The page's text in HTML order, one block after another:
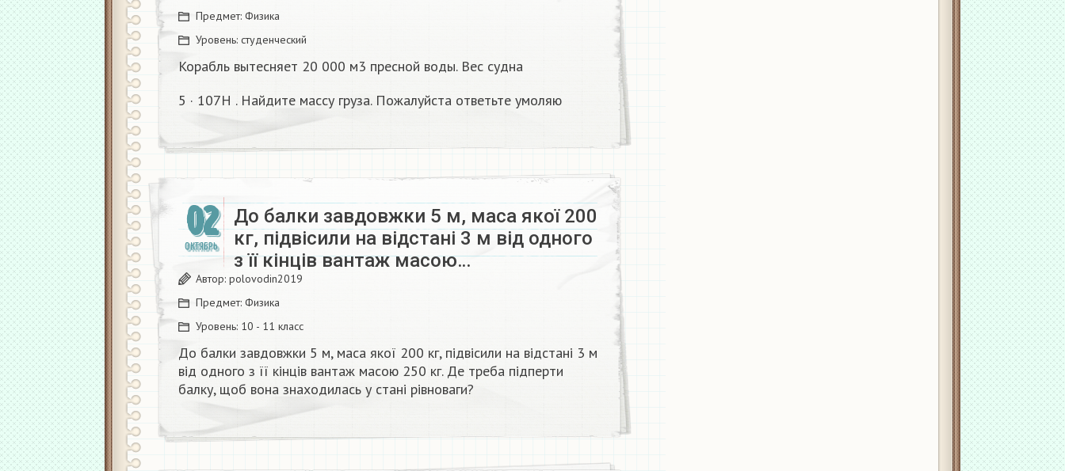
Предмет: Физика
Уровень: студенческий
Корабль вытесняет 20 000 м3 пресной воды. Вес судна
5 · 107Н . Найдите массу груза. Пожалуйста ответьте умоляю
02
ОКТЯБРЬ
До балки завдовжки 5 м, маса якої 200
кг, підвісили на відстані 3 м від одного
з її кінців вантаж масою…
Автор: polovodin2019
Предмет: Физика
Уровень: 10 - 11 класс
До балки завдовжки 5 м, маса якої 200 кг, підвісили на відстані 3 м
від одного з її кінців вантаж масою 250 кг. Де треба підперти
балку, щоб вона знаходилась у стані рівноваги?